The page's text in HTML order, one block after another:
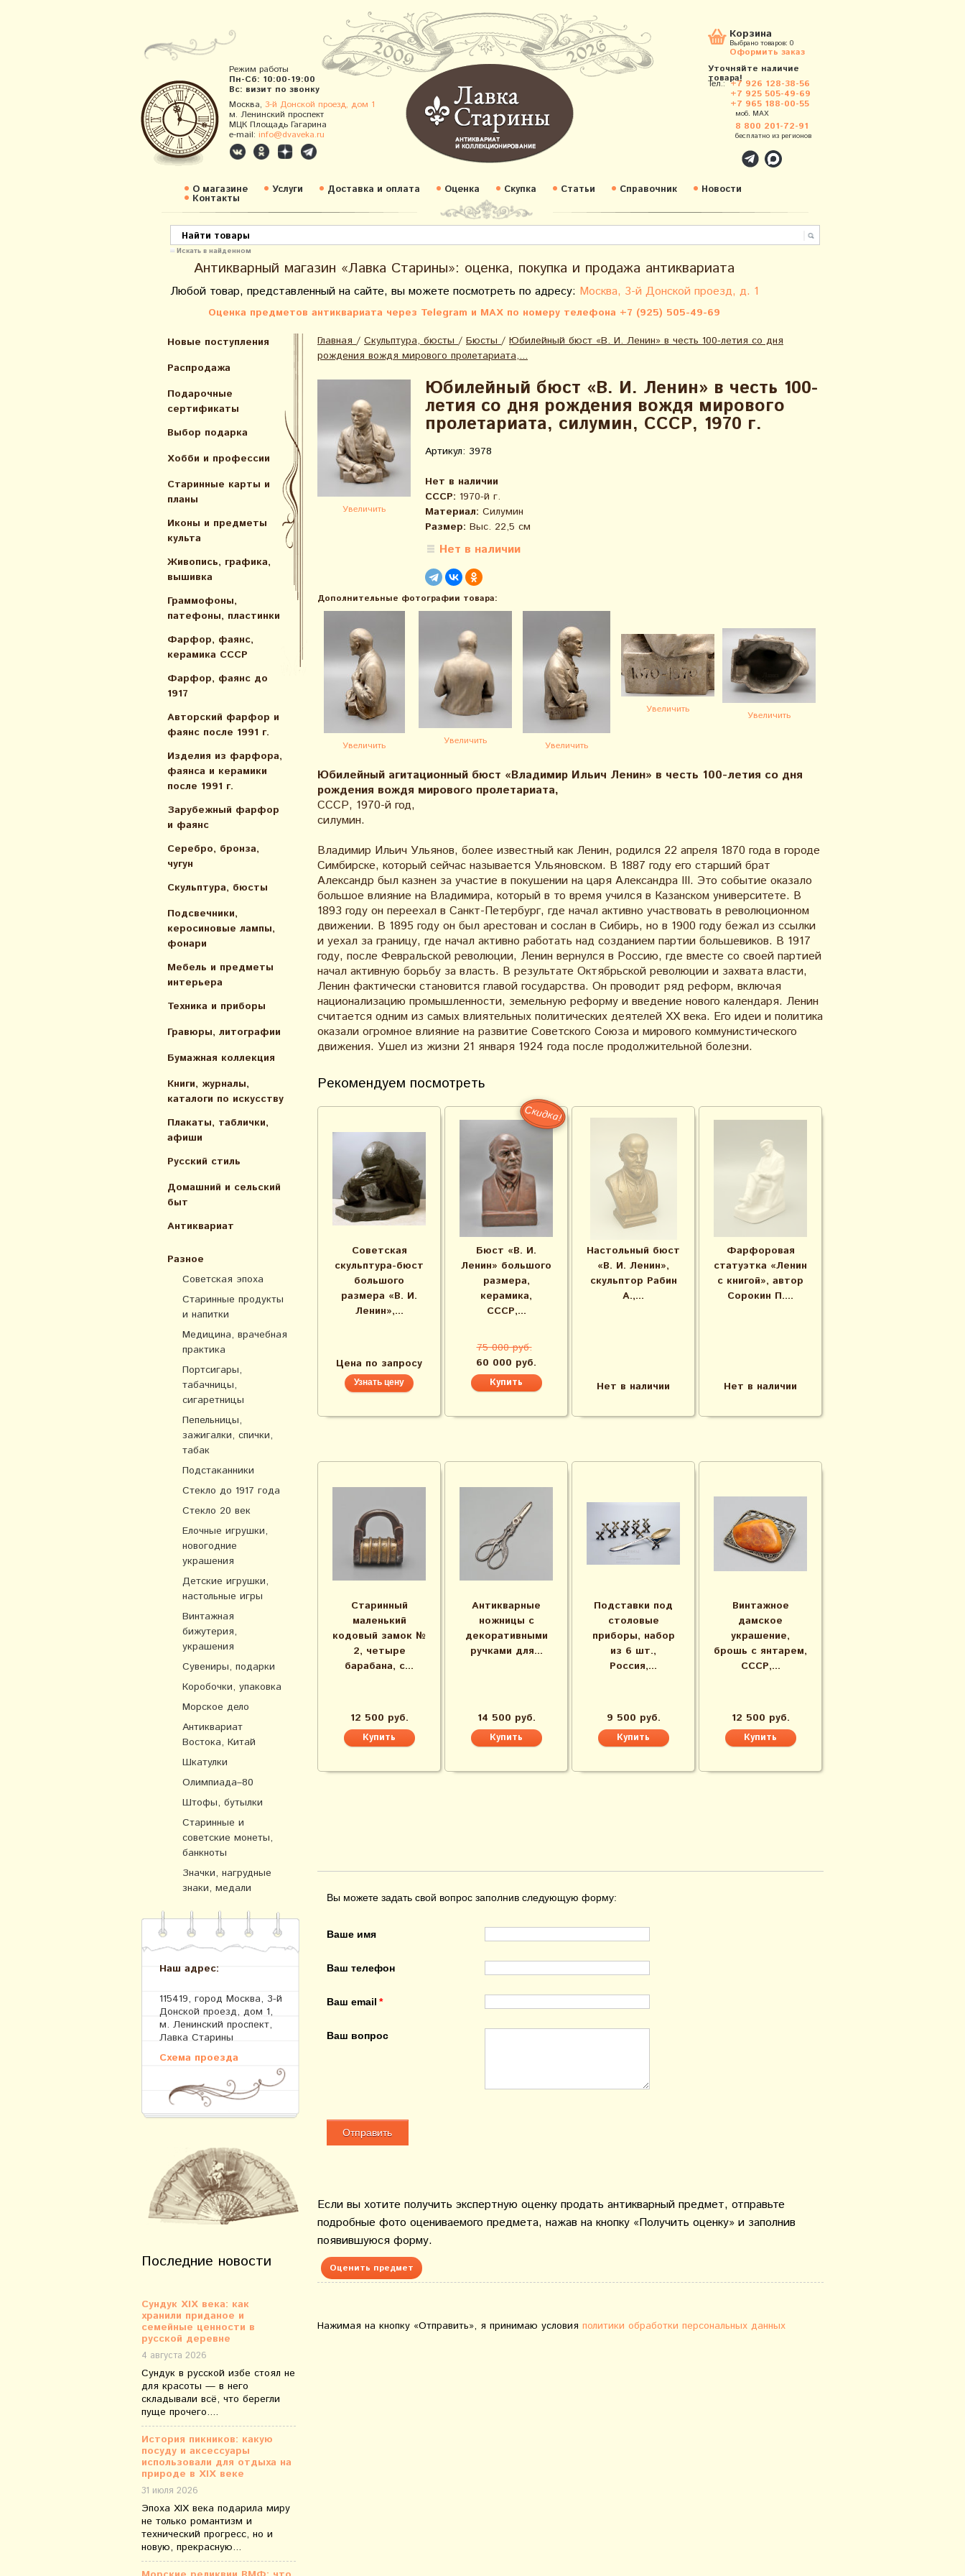
Режим работы
Пн-Сб: 10:00-19:00
Вс: визит по звонку
Москва, 3-й Донской проезд, дом 1
м. Ленинский проспект
МЦК Площадь Гагарина
e-mail: info@dvaveka.ru
Корзина
Выбрано товаров: 0
Оформить заказ
Уточняйте наличие
товара!
Тел.: +7 926 128-38-56
+7 925 505-49-69
+7 965 188-00-55
моб. MAX
8 800 201-72-91
бесплатно из регионов
О магазине Услуги Доставка и оплата Оценка Скупка Статьи Справочник Новости
Контакты
Искать в найденном
Антикварный магазин «Лавка Старины»: оценка, покупка и продажа антиквариата
Любой товар, представленный на сайте, вы можете посмотреть по адресу: Москва, 3-й Донской проезд, д. 1
Оценка предметов антиквариата через Telegram и MAX по номеру телефона +7 (925) 505-49-69
Новые поступления
Распродажа
Подарочные
сертификаты
Выбор подарка
Хобби и профессии
Старинные карты и
планы
Иконы и предметы
культа
Живопись, графика,
вышивка
Граммофоны,
патефоны, пластинки
Фарфор, фаянс,
керамика СССР
Фарфор, фаянс до
1917
Авторский фарфор и
фаянс после 1991 г.
Изделия из фарфора,
фаянса и керамики
после 1991 г.
Зарубежный фарфор
и фаянс
Серебро, бронза,
чугун
Скульптура, бюсты
Подсвечники,
керосиновые лампы,
фонари
Мебель и предметы
интерьера
Техника и приборы
Гравюры, литографии
Бумажная коллекция
Книги, журналы,
каталоги по искусcтву
Плакаты, таблички,
афиши
Русский стиль
Домашний и сельский
быт
Антиквариат
Разное
Советская эпоха
Старинные продукты
и напитки
Медицина, врачебная
практика
Портсигары,
табачницы,
сигаретницы
Пепельницы,
зажигалки, спички,
табак
Подстаканники
Стекло до 1917 года
Стекло 20 век
Елочные игрушки,
новогодние
украшения
Детские игрушки,
настольные игры
Винтажная
бижутерия,
украшения
Сувениры, подарки
Коробочки, упаковка
Морское дело
Антиквариат
Востока, Китай
Шкатулки
Олимпиада–80
Штофы, бутылки
Старинные и
советские монеты,
банкноты
Значки, нагрудные
знаки, медали
Наш адрес:
115419, город Москва, 3-й
Донской проезд, дом 1,
м. Ленинский проспект,
Лавка Старины
Схема проезда
Последние новости
Сундук XIX века: как
хранили приданое и
семейные ценности в
русской деревне
4 августа 2026
Сундук в русской избе стоял не
для красоты — в него
складывали всё, что берегли
пуще прочего....
История пикников: какую
посуду и аксессуары
использовали для отдыха на
природе в XIX веке
31 июля 2026
Эпоха XIX века подарила миру
не только романтизм и
технический прогресс, но и
новую, прекрасную...
Главная / Скульптура, бюсты / Бюсты / Юбилейный бюст «В. И. Ленин» в честь 100-летия со дня
рождения вождя мирового пролетариата,...
Увеличить
Юбилейный бюст «В. И. Ленин» в честь 100-
летия со дня рождения вождя мирового
пролетариата, силумин, СССР, 1970 г.
Артикул: 3978
Нет в наличии
СССР: 1970-й г.
Материал: Силумин
Размер: Выс. 22,5 см
Нет в наличии
Дополнительные фотографии товара:
Увеличить Увеличить Увеличить
Увеличить
Увеличить
Юбилейный агитационный бюст «Владимир Ильич Ленин» в честь 100-летия со дня
рождения вождя мирового пролетариата,
СССР, 1970-й год,
силумин.
Владимир Ильич Ульянов, более известный как Ленин, родился 22 апреля 1870 года в городе
Симбирске, который сейчас называется Ульяновском. В 1887 году его старший брат
Александр был казнен за участие в покушении на царя Александра III. Это событие оказало
большое влияние на Владимира, который в то время учился в Казанском университете. В
1893 году он переехал в Санкт-Петербург, где начал активно участвовать в революционном
движении. В 1895 году он был арестован и сослан в Сибирь, но в 1900 году бежал из ссылки
и уехал за границу, где начал активно работать над созданием партии большевиков. В 1917
году, после Февральской революции, Ленин вернулся в Россию, где вместе со своей партией
начал активную борьбу за власть. В результате Октябрьской революции и захвата власти,
Ленин фактически становится главой государства. Он проводит ряд реформ, включая
национализацию промышленности, земельную реформу и введение нового календаря. Ленин
считается одним из самых влиятельных политических деятелей XX века. Его идеи и политика
оказали огромное влияние на развитие Советского Союза и мирового коммунистического
движения. Ушел из жизни 21 января 1924 года после продолжительной болезни.
Рекомендуем посмотреть
Советская
скульптура-бюст
большого
размера «В. И.
Ленин»,...
Цена по запросу
Узнать цену
Скидка!
Бюст «В. И.
Ленин» большого
размера,
керамика,
СССР,...
75 000 руб.
60 000 руб.
Настольный бюст
«В. И. Ленин»,
скульптор Рабин
А.,...
Нет в наличии
Фарфоровая
статуэтка «Ленин
с книгой», ​автор
Сорокин П....
Нет в наличии
Старинный
маленький
кодовый замок №
2, четыре
барабана, с...
12 500 руб.
Антикварные
ножницы с
декоративными
ручками для...
14 500 руб.
Подставки под
столовые
приборы, набор
из 6 шт.,
Россия,...
9 500 руб.
Винтажное
дамское
украшение,
брошь с янтарем,
СССР,...
12 500 руб.
Вы можете задать свой вопрос заполнив следующую форму:
Ваше имя
Ваш телефон
Ваш email
Ваш вопрос
Если вы хотите получить экспертную оценку продать антикварный предмет, отправьте
подробные фото оцениваемого предмета, нажав на кнопку «Получить оценку» и заполнив
появившуюся форму.
Оценить предмет
Нажимая на кнопку «Отправить», я принимаю условия политики обработки персональных данных